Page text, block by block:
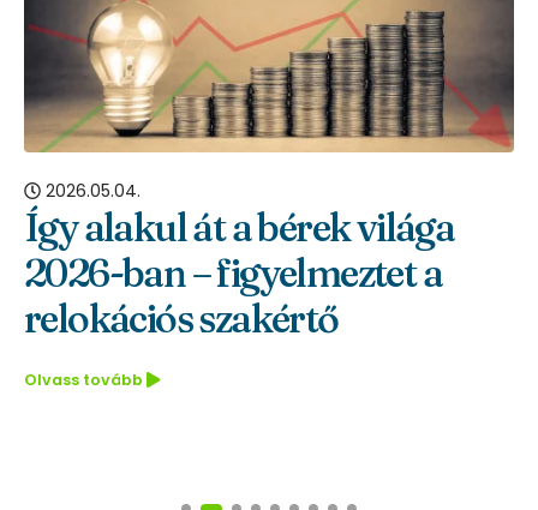
2026.05.04.
Így alakul át a bérek világa
2026-ban – figyelmeztet a
relokációs szakértő
Olvass tovább